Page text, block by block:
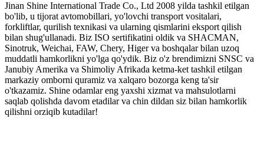
Jinan Shine International Trade Co., Ltd 2008 yilda tashkil etilgan
bo'lib, u tijorat avtomobillari, yo'lovchi transport vositalari,
forkliftlar, qurilish texnikasi va ularning qismlarini eksport qilish
bilan shug'ullanadi. Biz ISO sertifikatini oldik va SHACMAN,
Sinotruk, Weichai, FAW, Chery, Higer va boshqalar bilan uzoq
muddatli hamkorlikni yo'lga qo'ydik. Biz o'z brendimizni SNSC va
Janubiy Amerika va Shimoliy Afrikada ketma-ket tashkil etilgan
markaziy omborni quramiz va xalqaro bozorga keng ta'sir
o'tkazamiz. Shine odamlar eng yaxshi xizmat va mahsulotlarni
saqlab qolishda davom etadilar va chin dildan siz bilan hamkorlik
qilishni orziqib kutadilar!